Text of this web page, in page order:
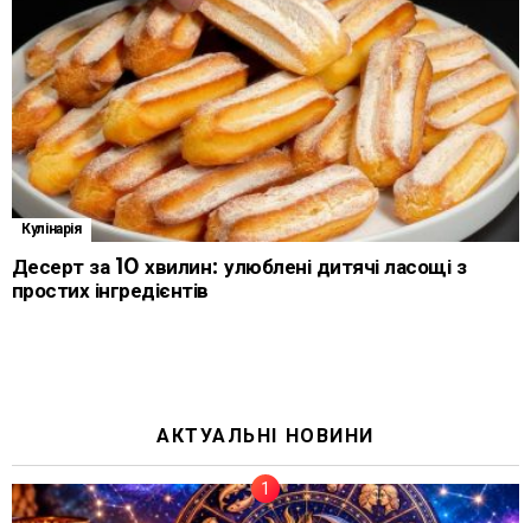
Кулінарія
Десерт за 10 хвилин: улюблені дитячі ласощі з
простих інгредієнтів
АКТУАЛЬНІ НОВИНИ